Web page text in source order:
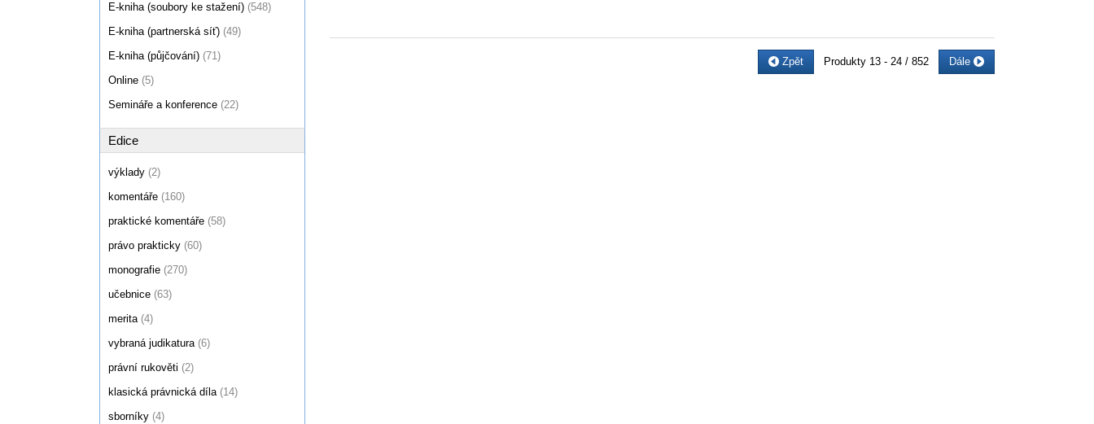
Zpět Produkty 13 - 24 / 852 Dále
E-kniha (soubory ke stažení) (548)
E-kniha (partnerská síť) (49)
E-kniha (půjčování) (71)
Online (5)
Semináře a konference (22)
Edice
výklady (2)
komentáře (160)
praktické komentáře (58)
právo prakticky (60)
monografie (270)
učebnice (63)
merita (4)
vybraná judikatura (6)
právní rukověti (2)
klasická právnická díla (14)
sborníky (4)